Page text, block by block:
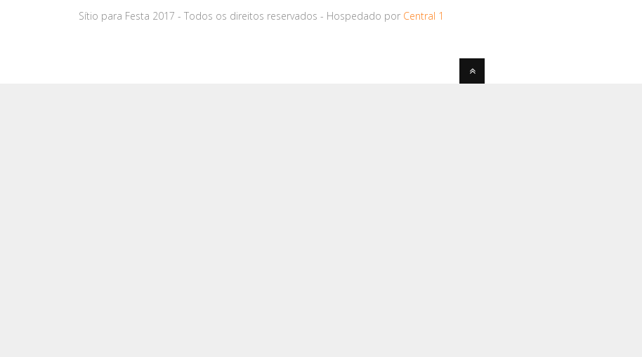
Sítio para Festa 2017 - Todos os direitos reservados - Hospedado por Central 1